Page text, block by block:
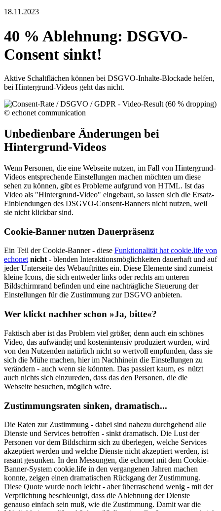
18.11.2023
40 % Ablehnung: DSGVO-
Consent sinkt!
Aktive Schaltflächen können bei DSGVO-Inhalte-Blockade helfen,
bei Hintergrund-Videos geht das nicht.
Unbedienbare Änderungen bei
Hintergrund-Videos
Wenn Personen, die eine Webseite nutzen, im Fall von Hintergrund-
Videos entsprechende Einstellungen machen möchten um diese
sehen zu können, gibt es Probleme aufgrund von HTML. Ist das
Video als "Hintergrund-Video" eingebaut, so lassen sich die Ersatz-
Einblendungen des DSGVO-Consent-Banners nicht nutzen, weil
sie nicht klickbar sind.
Cookie-Banner nutzen Dauerpräsenz
Ein Teil der Cookie-Banner - diese Funktionalität hat cookie.life von
echonet nicht- blenden Interaktionsmöglichkeiten dauerhaft und auf
jeder Unterseite des Webauftrittes ein. Diese Elemente sind zumeist
kleine Icons, die sich entweder links oder rechts am unteren
Bildschirmrand befinden und eine nachträgliche Steuerung der
Einstellungen für die Zustimmung zur DSGVO anbieten.
Wer klickt nachher schon »Ja, bitte«?
Faktisch aber ist das Problem viel größer, denn auch ein schönes
Video, das aufwändig und kostenintensiv produziert wurden, wird
von den Nutzenden natürlich nicht so wertvoll empfunden, dass sie
sich die Mühe machen, hier im Nachhinein die Einstellungen zu
verändern - auch wenn sie könnten. Das passiert kaum, es nützt
auch nichts sich einzureden, dass das den Personen, die die
Webseite besuchen, möglich wäre.
Zustimmungsraten sinken, dramatisch...
Die Raten zur Zustimmung - dabei sind nahezu durchgehend alle
Dienste und Services betroffen - sinkt dramatisch. Die Lust der
Personen vor dem Bildschirm sich zu überlegen, welche Services
akzeptiert werden und welche Dienste nicht akzeptiert werden, ist
rasant gesunken. In den Messungen, die echonet mit dem Cookie-
Banner-System cookie.life in den vergangenen Jahren machen
konnte, zeigen einen dramatischen Rückgang der Zustimmung.
Diese Quote wurde noch leicht - aber überraschend wenig - mit der
Verpflichtung beschleunigt, dass die Ablehnung der Dienste
genauso einfach sein muß, wie die Zustimmung. Damit war die